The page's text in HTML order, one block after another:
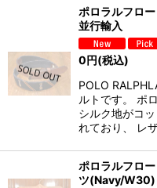
ポロラルフロ
並行輸入
0円(税込)
POLO
ルトです。 ポ
シルク地がコ
れており、 レ
ポロラルフロ
ツ(Navy/W30)